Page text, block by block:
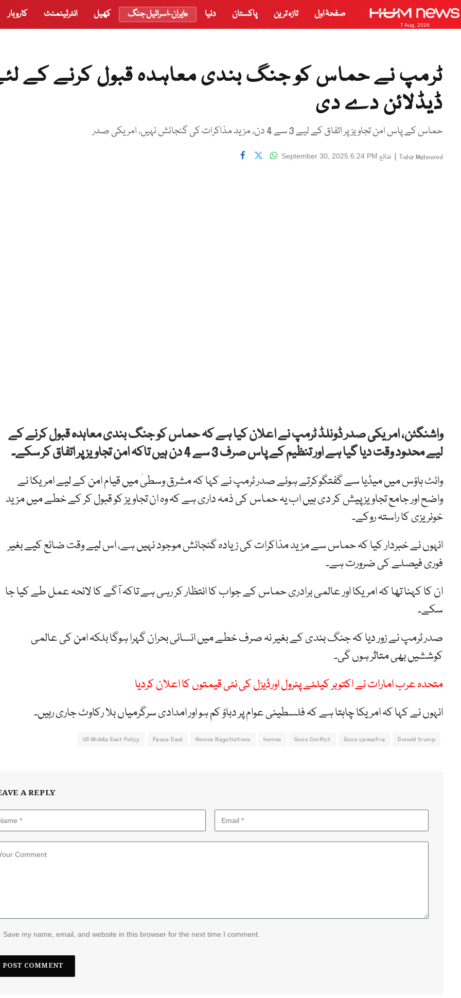
7 Aug, 2026
صفحۂ اول تازہ ترین پاکستان دنیا ایران-اسرائیل جنگ کھیل انٹرٹینمنٹ کاروبار
ٹرمپ نے حماس کو جنگ بندی معاہدہ قبول کرنے کے
ڈیڈلائن دے دی
حماس کے پاس امن تجاویز پر اتفاق کے لیے 3 سے 4 دن، مزید مذاکرات کی گنجائش نہیں، امریکی صدر
Tahir Mehmood
| شائع September 30, 2025 6:24 PM
واشنگٹن، امریکی صدر ڈونلڈ ٹرمپ نے اعلان کیا ہے کہ حماس کو جنگ بندی معاہدہ قبول کرنے کے
لیے محدود وقت دیا گیا ہے اور تنظیم کے پاس صرف 3 سے 4 دن ہیں تاکہ امن تجاویز پر اتفاق کر سکے۔
وائٹ ہاؤس میں میڈیا سے گفتگوکرتے ہوئے صدر ٹرمپ نے کہا کہ مشرق وسطیٰ میں قیام امن کے لیے امریکا نے
واضح اور جامع تجاویز پیش کر دی ہیں اب یہ حماس کی ذمہ داری ہے کہ وہ ان تجاویز کو قبول کر کے خطے میں مزید
خونریزی کا راستہ روکے۔
انہوں نے خبردار کیا کہ حماس سے مزید مذاکرات کی زیادہ گنجائش موجود نہیں ہے، اس لیے وقت ضائع کیے بغیر
فوری فیصلے کی ضرورت ہے۔
ان کا کہنا تھا کہ امریکا اور عالمی برادری حماس کے جواب کا انتظار کر رہی ہے تاکہ آگے کا لائحہ عمل طے کیا جا
سکے۔
صدر ٹرمپ نے زور دیا کہ جنگ بندی کے بغیر نہ صرف خطے میں انسانی بحران گہرا ہوگا بلکہ امن کی عالمی
کوششیں بھی متاثر ہوں گی۔
متحدہ عرب امارات نے اکتوبر کیلئے پٹرول اورڈیزل کی نئی قیمتوں کا اعلان کردیا
انہوں نے کہا کہ امریکا چاہتا ہے کہ فلسطینی عوام پر دباؤ کم ہو اور امدادی سرگرمیاں بلا رکاوٹ جاری رہیں۔
Donald trump
Gaza ceasefire
Gaza Conflict
hamas
Hamas Negotiations
Peace Deal
US Middle East Policy
A REPLY
Save my name, email, and website in this browser for the next time I comment.